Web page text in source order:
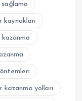
kaynakları
kazanma yolları